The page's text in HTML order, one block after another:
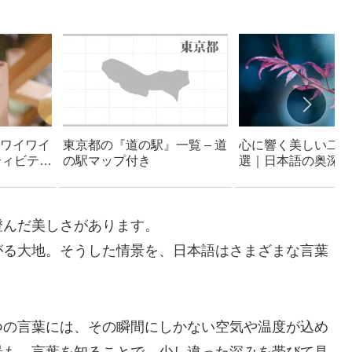
イワイ
ビティ
東京都の『道の駅』一覧 – 道
の駅マップ付き
心に響く美しい二字
選｜日本語の奥深さ
だ美しさがあります。
大地。そうした情景を、日本語はさまざまな言葉
言葉には、その瞬間にしかない空気や温度が込め